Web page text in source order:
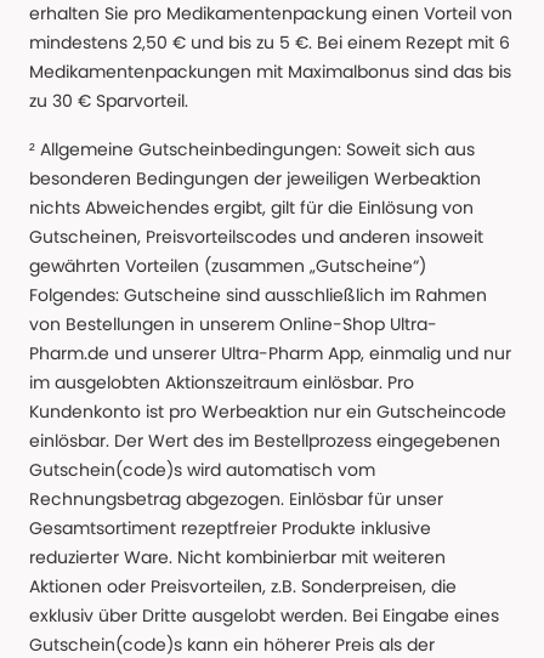
erhalten Sie pro Medikamentenpackung einen Vorteil von
mindestens 2,50 € und bis zu 5 €. Bei einem Rezept mit 6
Medikamentenpackungen mit Maximalbonus sind das bis
zu 30 € Sparvorteil.
² Allgemeine Gutscheinbedingungen: Soweit sich aus
besonderen Bedingungen der jeweiligen Werbeaktion
nichts Abweichendes ergibt, gilt für die Einlösung von
Gutscheinen, Preisvorteilscodes und anderen insoweit
gewährten Vorteilen (zusammen „Gutscheine“)
Folgendes: Gutscheine sind ausschließlich im Rahmen
von Bestellungen in unserem Online-Shop Ultra-
Pharm.de und unserer Ultra-Pharm App, einmalig und nur
im ausgelobten Aktionszeitraum einlösbar. Pro
Kundenkonto ist pro Werbeaktion nur ein Gutscheincode
einlösbar. Der Wert des im Bestellprozess eingegebenen
Gutschein(code)s wird automatisch vom
Rechnungsbetrag abgezogen. Einlösbar für unser
Gesamtsortiment rezeptfreier Produkte inklusive
reduzierter Ware. Nicht kombinierbar mit weiteren
Aktionen oder Preisvorteilen, z.B. Sonderpreisen, die
exklusiv über Dritte ausgelobt werden. Bei Eingabe eines
Gutschein(code)s kann ein höherer Preis als der